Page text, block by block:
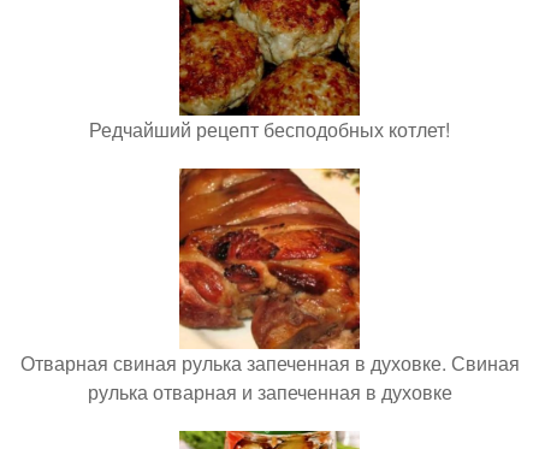
Редчайший рецепт бесподобных котлет!
Отварная свиная рулька запеченная в духовке. Свиная
рулька отварная и запеченная в духовке